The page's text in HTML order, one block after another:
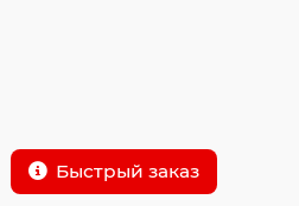
Быстрый заказ